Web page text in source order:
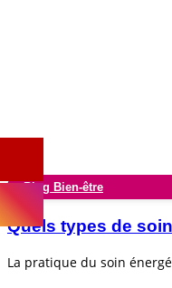
Blog Bien-être
Quels types de
La pratique du soin